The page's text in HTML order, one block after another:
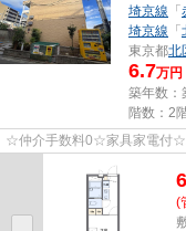
埼京線 「
埼京線 「
東京都北
6.7万円
築年数：
階数：2
☆仲介手数料0☆家具家電付
(